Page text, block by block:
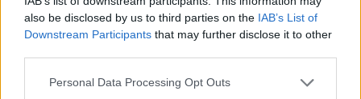
also be disclosed by us to third parties on the IAB’s List of
Downstream Participants that may further disclose it to other
Please note that this website/app uses one or more Google
Personal Data Processing Opt Outs